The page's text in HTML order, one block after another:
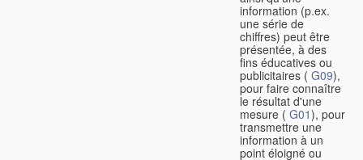
information (p.ex.
une série de
chiffres) peut être
présentée, à des
fins éducatives ou
publicitaires ( G09),
pour faire connaître
le résultat d'une
mesure ( G01), pour
transmettre une
information à un
point éloigné ou